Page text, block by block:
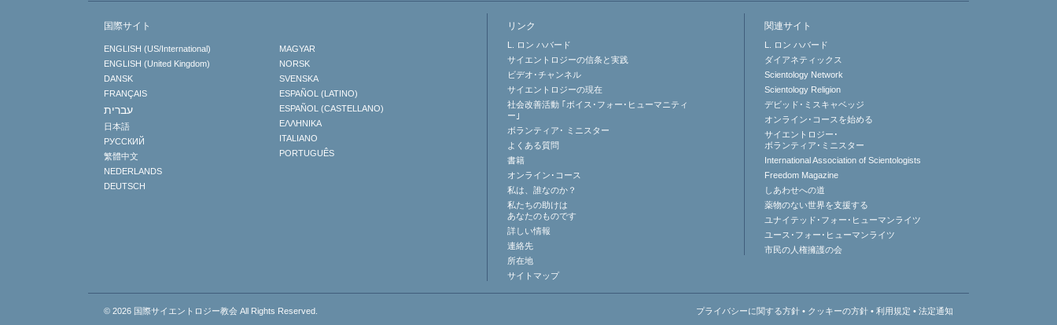
国際サイト
ENGLISH (US/International)
ENGLISH (United Kingdom)
DANSK
FRANÇAIS
עברית
日本語
РУССКИЙ
繁體中文
NEDERLANDS
DEUTSCH
MAGYAR
NORSK
SVENSKA
ESPAÑOL (LATINO)
ESPAÑOL (CASTELLANO)
ΕΛΛΗΝΙΚA
ITALIANO
PORTUGUÊS
リンク
L. ロン ハバード
サイエントロジーの信条と実践
ビデオ･チャンネル
サイエントロジーの現在
社会改善活動 ｢ボイス･フォー･ヒューマニティ
ー｣
ボランティア･
ミニスター
よくある質問
書籍
オンライン･コース
私は、誰なのか？
私たちの助けは
あなたのものです
詳しい情報
連絡先
所在地
サイトマップ
関連サイト
L. ロン ハバード
ダイアネティックス
Scientology Network
Scientology Religion
デビッド･ミスキャベッジ
オンライン･コースを始める
サイエントロジー･
ボランティア･ミニスター
International Association of Scientologists
Freedom Magazine
しあわせへの道
薬物のない世界を支援する
ユナイテッド･フォー･ヒューマンライツ
ユース･フォー･ヒューマンライツ
市民の人権擁護の会
© 2026 国際サイエントロジー教会 All Rights Reserved. プライバシーに関する方針 • クッキーの方針 • 利用規定 • 法定通知